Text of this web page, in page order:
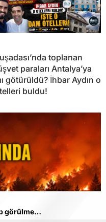
toplanan
paraları Antalya’ya
götürüldü? İhbar Aydın o
buldu!
Kuşadası’nda böyle gasp görülmedi: Evlerinde kaçak yaşayan kişiler tarafından anne ve 2 çocuğu bıçaklandı